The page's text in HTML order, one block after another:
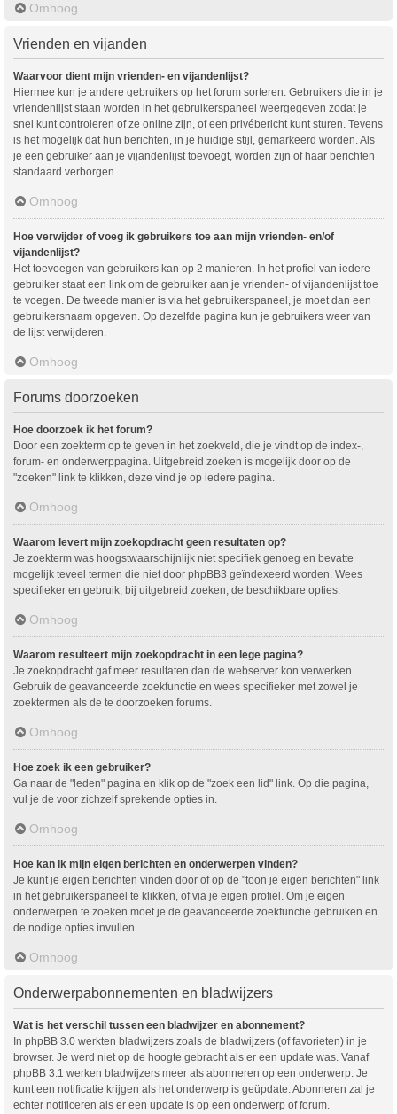
Omhoog
Vrienden en vijanden
Waarvoor dient mijn vrienden- en vijandenlijst?
Hiermee kun je andere gebruikers op het forum sorteren. Gebruikers die in je
vriendenlijst staan worden in het gebruikerspaneel weergegeven zodat je
snel kunt controleren of ze online zijn, of een privébericht kunt sturen. Tevens
is het mogelijk dat hun berichten, in je huidige stijl, gemarkeerd worden. Als
je een gebruiker aan je vijandenlijst toevoegt, worden zijn of haar berichten
standaard verborgen.
Omhoog
Hoe verwijder of voeg ik gebruikers toe aan mijn vrienden- en/of
vijandenlijst?
Het toevoegen van gebruikers kan op 2 manieren. In het profiel van iedere
gebruiker staat een link om de gebruiker aan je vrienden- of vijandenlijst toe
te voegen. De tweede manier is via het gebruikerspaneel, je moet dan een
gebruikersnaam opgeven. Op dezelfde pagina kun je gebruikers weer van
de lijst verwijderen.
Omhoog
Forums doorzoeken
Hoe doorzoek ik het forum?
Door een zoekterm op te geven in het zoekveld, die je vindt op de index-,
forum- en onderwerppagina. Uitgebreid zoeken is mogelijk door op de
"zoeken" link te klikken, deze vind je op iedere pagina.
Omhoog
Waarom levert mijn zoekopdracht geen resultaten op?
Je zoekterm was hoogstwaarschijnlijk niet specifiek genoeg en bevatte
mogelijk teveel termen die niet door phpBB3 geïndexeerd worden. Wees
specifieker en gebruik, bij uitgebreid zoeken, de beschikbare opties.
Omhoog
Waarom resulteert mijn zoekopdracht in een lege pagina?
Je zoekopdracht gaf meer resultaten dan de webserver kon verwerken.
Gebruik de geavanceerde zoekfunctie en wees specifieker met zowel je
zoektermen als de te doorzoeken forums.
Omhoog
Hoe zoek ik een gebruiker?
Ga naar de "leden" pagina en klik op de "zoek een lid" link. Op die pagina,
vul je de voor zichzelf sprekende opties in.
Omhoog
Hoe kan ik mijn eigen berichten en onderwerpen vinden?
Je kunt je eigen berichten vinden door of op de "toon je eigen berichten" link
in het gebruikerspaneel te klikken, of via je eigen profiel. Om je eigen
onderwerpen te zoeken moet je de geavanceerde zoekfunctie gebruiken en
de nodige opties invullen.
Omhoog
Onderwerpabonnementen en bladwijzers
Wat is het verschil tussen een bladwijzer en abonnement?
In phpBB 3.0 werkten bladwijzers zoals de bladwijzers (of favorieten) in je
browser. Je werd niet op de hoogte gebracht als er een update was. Vanaf
phpBB 3.1 werken bladwijzers meer als abonneren op een onderwerp. Je
kunt een notificatie krijgen als het onderwerp is geüpdate. Abonneren zal je
echter notificeren als er een update is op een onderwerp of forum.